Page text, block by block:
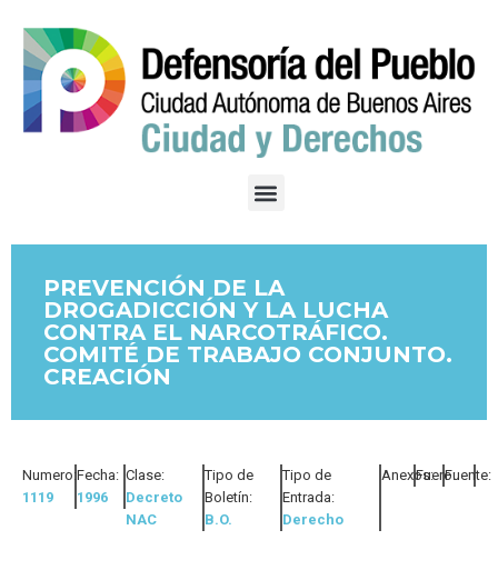
PREVENCIÓN DE LA
DROGADICCIÓN Y LA LUCHA
CONTRA EL NARCOTRÁFICO.
COMITÉ DE TRABAJO CONJUNTO.
CREACIÓN
Numero:
1119
Fecha:
1996
Clase:
Decreto
NAC
Tipo de
Boletín:
B.O.
Tipo de
Entrada:
Derecho
Anexos:Fuero:Fuente: